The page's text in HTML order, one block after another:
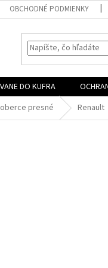
OBCHODNÉ PODMIENKY
VANE DO KUFRA
presné Renault